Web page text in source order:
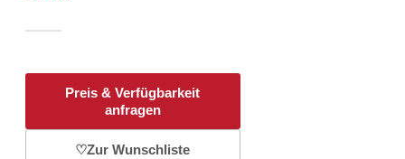
Preis & Verfügbarkeit
anfragen
♡Zur Wunschliste